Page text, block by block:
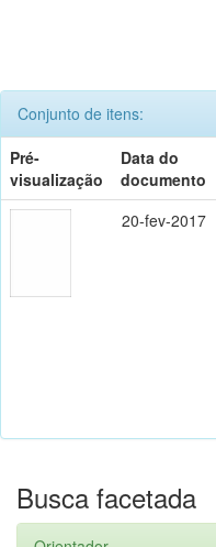
Conjunto de itens:
Pré-
visualização
Data do
documento
20-fev-2017
Busca facetada